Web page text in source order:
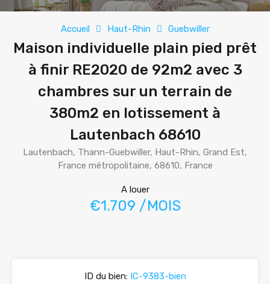
Accueil Haut-Rhin Guebwiller
Maison individuelle plain pied prêt
à finir RE2020 de 92m2 avec 3
chambres sur un terrain de
380m2 en lotissement à
Lautenbach 68610
Lautenbach, Thann-Guebwiller, Haut-Rhin, Grand Est,
France métropolitaine, 68610, France
A louer
€1.709 /MOIS
ID du bien:IC-9383-bien